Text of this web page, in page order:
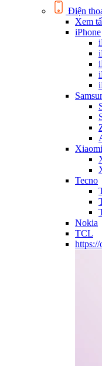
Điện
Xem
iPhone
Xiaomi
Tecno
Nokia
TCL